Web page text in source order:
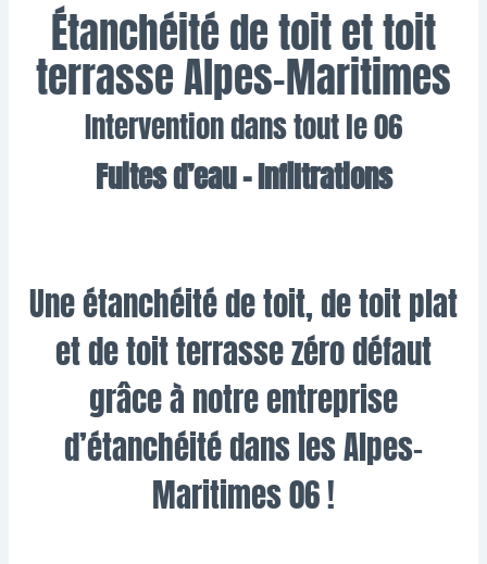
Étanchéité de toit et toit
terrasse Alpes-Maritimes
Intervention dans tout le 06
Fuites d’eau – Infiltrations
Une étanchéité de toit, de toit plat
et de toit terrasse zéro défaut
grâce à notre entreprise
d’étanchéité dans les Alpes-
Maritimes 06 !